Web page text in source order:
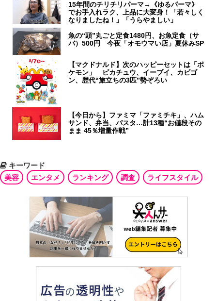
15年間のチリチリパーマ→《ゆるパーマ》
でお手入れラク、上品に大変身！「若々しく
なりましたね！」「うらやましい」
魚の“頭”丸ごと定食1480円、お魚定食（サ
バ）500円 今夜「オモウマい店」夏休みSP
【マクドナルド】次のハッピーセットは「ポ
ケモン」 ピカチュウ、イーブイ、カビゴ
ン、歴代“旅立ちの3匹”勢ぞろい
【今日から】ファミマ「ファミチキ」、ハム
サンド、弁当、パスタ…計13種“お値段その
まま 45％増量作戦”
キーワード
美容
エンタメ ランキング 調査 ライフスタイル